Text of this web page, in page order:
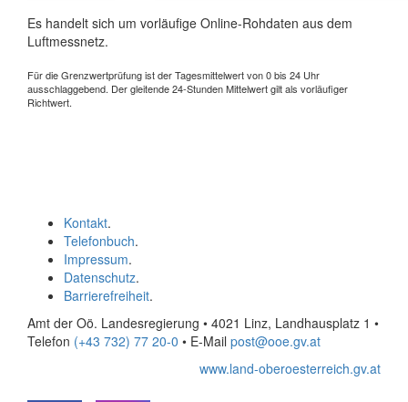
Es handelt sich um vorläufige Online-Rohdaten aus dem
Luftmessnetz.
Für die Grenzwertprüfung ist der Tagesmittelwert von 0 bis 24 Uhr
ausschlaggebend. Der gleitende 24-Stunden Mittelwert gilt als vorläufiger
Richtwert.
Kontakt.
Telefonbuch.
Impressum.
Datenschutz.
Barrierefreiheit.
Amt der Oö. Landesregierung • 4021 Linz, Landhausplatz 1 •
Telefon (+43 732) 77 20-0 • E-Mail post@ooe.gv.at
www.land-oberoesterreich.gv.at